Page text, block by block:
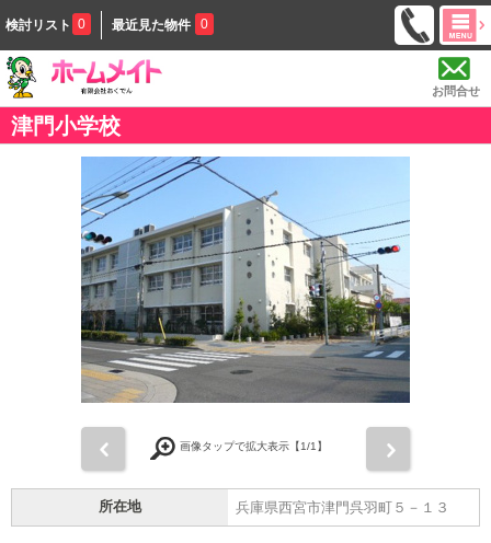
検討リスト 0 最近見た物件 0
お問合せ
津門小学校
画像タップで拡大表示【1/1】
所在地 兵庫県西宮市津門呉羽町５－１３